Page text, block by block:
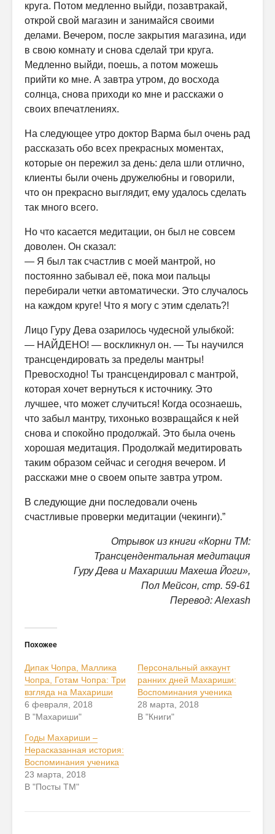
круга. Потом медленно выйди, позавтракай,
открой свой магазин и занимайся своими
делами. Вечером, после закрытия магазина, иди
в свою комнату и снова сделай три круга.
Медленно выйди, поешь, а потом можешь
прийти ко мне. А завтра утром, до восхода
солнца, снова приходи ко мне и расскажи о
своих впечатлениях.
На следующее утро доктор Варма был очень рад
рассказать обо всех прекрасных моментах,
которые он пережил за день: дела шли отлично,
клиенты были очень дружелюбны и говорили,
что он прекрасно выглядит, ему удалось сделать
так много всего.
Но что касается медитации, он был не совсем
доволен. Он сказал:
— Я был так счастлив с моей мантрой, но
постоянно забывал её, пока мои пальцы
перебирали четки автоматически. Это случалось
на каждом круге! Что я могу с этим сделать?!
Лицо Гуру Дева озарилось чудесной улыбкой:
— НАЙДЕНО! — воскликнул он. — Ты научился
трансцендировать за пределы мантры!
Превосходно! Ты трансцендировал с мантрой,
которая хочет вернуться к источнику. Это
лучшее, что может случиться! Когда осознаешь,
что забыл мантру, тихонько возвращайся к ней
снова и спокойно продолжай. Это была очень
хорошая медитация. Продолжай медитировать
таким образом сейчас и сегодня вечером. И
расскажи мне о своем опыте завтра утром.
В следующие дни последовали очень
счастливые проверки медитации (чекинги).”
Отрывок из книги «Корни ТМ:
Трансцендентальная медитация
Гуру Дева и Махариши Махеша Йоги»,
Пол Мейсон, стр. 59-61
Перевод: Alexash
Похожее
Дипак Чопра, Маллика
Чопра, Готам Чопра: Три
взгляда на Махариши
6 февраля, 2018
В "Махариши"
Персональный аккаунт
ранних дней Махариши:
Воспоминания ученика
28 марта, 2018
В "Книги"
Годы Махариши –
Нерасказанная история:
Воспоминания ученика
23 марта, 2018
В "Посты ТМ"